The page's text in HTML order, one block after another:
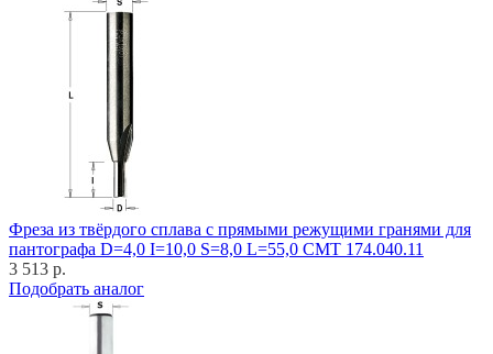
Фреза из твёрдого сплава с прямыми режущими гранями для
пантографа D=4,0 I=10,0 S=8,0 L=55,0 CMT 174.040.11
3 513 р.
Подобрать аналог